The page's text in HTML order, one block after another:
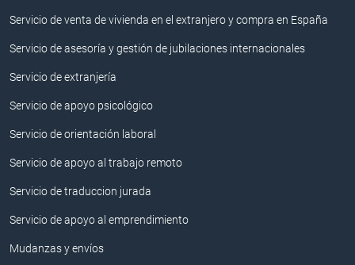
Servicio de venta de vivienda en el extranjero y compra en España
Servicio de asesoría y gestión de jubilaciones internacionales
Servicio de extranjería
Servicio de apoyo psicológico
Servicio de orientación laboral
Servicio de apoyo al trabajo remoto
Servicio de traduccion jurada
Servicio de apoyo al emprendimiento
Mudanzas y envíos